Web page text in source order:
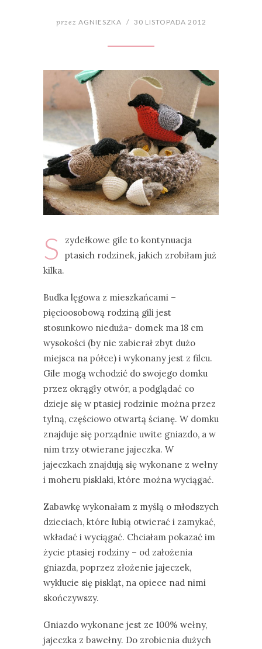
przez AGNIESZKA / 30 LISTOPADA 2012
S
zydełkowe gile to kontynuacja
ptasich rodzinek, jakich zrobiłam już
kilka.
Budka lęgowa z mieszkańcami –
pięcioosobową rodziną gili jest
stosunkowo nieduża- domek ma 18 cm
wysokości (by nie zabierał zbyt dużo
miejsca na półce) i wykonany jest z filcu.
Gile mogą wchodzić do swojego domku
przez okrągły otwór, a podglądać co
dzieje się w ptasiej rodzinie można przez
tylną, częściowo otwartą ścianę. W domku
znajduje się porządnie uwite gniazdo, a w
nim trzy otwierane jajeczka. W
jajeczkach znajdują się wykonane z wełny
i moheru pisklaki, które można wyciągać.
Zabawkę wykonałam z myślą o młodszych
dzieciach, które lubią otwierać i zamykać,
wkładać i wyciągać. Chciałam pokazać im
życie ptasiej rodziny – od założenia
gniazda, poprzez złożenie jajeczek,
wyklucie się piskląt, na opiece nad nimi
skończywszy.
Gniazdo wykonane jest ze 100% wełny,
jajeczka z bawełny. Do zrobienia dużych